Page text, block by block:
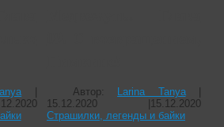
Автор: Larina Tanya
15.12.2020
15.12.2020
Страшилки, легенды и байки